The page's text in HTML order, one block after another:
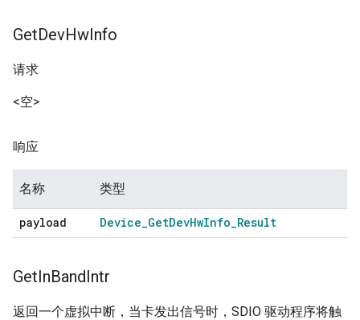
GetDevHwInfo
请求
<空>
响应
名称 类型
payload Device_GetDevHwInfo_Result
GetInBandIntr
返回一个虚拟中断，当卡发出信号时，SDIO 驱动程序将触